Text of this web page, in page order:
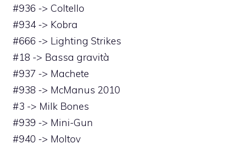
#936 -> Coltello
#934 -> Kobra
#666 -> Lighting Strikes
#18 -> Bassa gravità
#937 -> Machete
#938 -> McManus 2010
#3 -> Milk Bones
#939 -> Mini-Gun
#940 -> Moltov